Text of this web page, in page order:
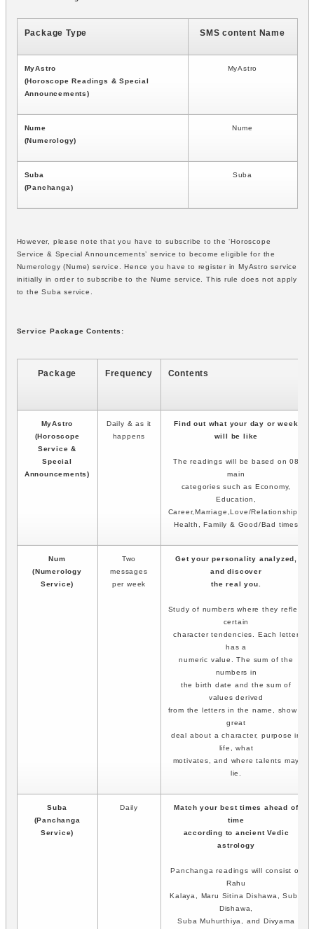
Package Type SMS content Name
MyAstro
(Horoscope Readings & Special
Announcements)
MyAstro
Nume
(Numerology)
Nume
Suba
(Panchanga)
Suba
However, please note that you have to subscribe to the ‘Horoscope
Service & Special Announcements’ service to become eligible for the
Numerology (Nume) service. Hence you have to register in MyAstro service
initially in order to subscribe to the Nume service. This rule does not apply
to the Suba service.
Service Package Contents:
Package Frequency Contents
MyAstro
(Horoscope
Service &
Special
Announcements)
Daily & as it
happens
Find out what your day or week
will be like
The readings will be based on 08
main
categories such as Economy,
Education,
Career,Marriage,Love/Relationships,
Health, Family & Good/Bad times
Num
(Numerology
Service)
Two
messages
per week
Get your personality analyzed,
and discover
the real you.
Study of numbers where they reflect
certain
character tendencies. Each letter
has a
numeric value. The sum of the
numbers in
the birth date and the sum of
values derived
from the letters in the name, show a
great
deal about a character, purpose in
life, what
motivates, and where talents may
lie.
Suba
(Panchanga
Service)
Daily
Match your best times ahead of
time
according to ancient Vedic
astrology
Panchanga readings will consist of
Rahu
Kalaya, Maru Sitina Dishawa, Suba
Dishawa,
Suba Muhurthiya, and Divyama